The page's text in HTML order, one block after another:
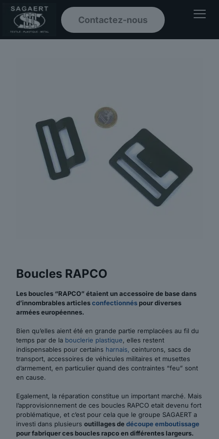
Contactez-nous
Boucles RAPCO
Les boucles “RAPCO” étaient un accessoire de base dans
d’innombrables articlesconfectionnés pour diverses
armées européennes.
Bien qu’elles aient été en grande partie remplacées au fil du
temps par de la bouclerie plastique, elles restent
indispensables pour certains harnais, ceinturons, sacs de
transport, accessoires de véhicules militaires et musettes
d’armement, en particulier quand des contraintes “feu” sont
en cause.
Egalement, la réparation constitue un important marché. Mais
l’approvisionnement de ces boucles RAPCO etait devenu fort
problématique, et c’est pour cela que le groupe SAGAERT a
investi dans plusieurs outillages dedécoupe emboutissage
pour fabriquer ces boucles rapco en différentes largeurs.